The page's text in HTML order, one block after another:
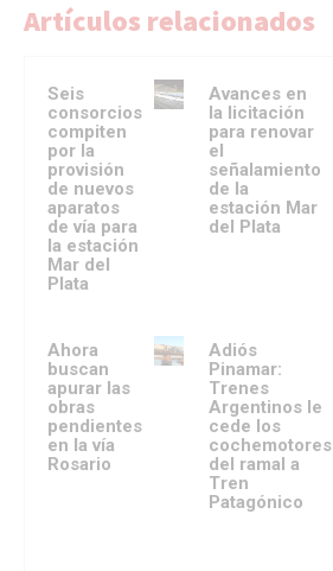
Artículos relacionados
Seis
consorcios
compiten
por la
provisión
de nuevos
aparatos
de vía para
la estación
Mar del
Plata
Avances en
la licitación
para renovar
el
señalamiento
de la
estación Mar
del Plata
Ahora
buscan
apurar las
obras
pendientes
en la vía
Rosario
Adiós
Pinamar:
Trenes
Argentinos le
cede los
cochemotores
del ramal a
Tren
Patagónico